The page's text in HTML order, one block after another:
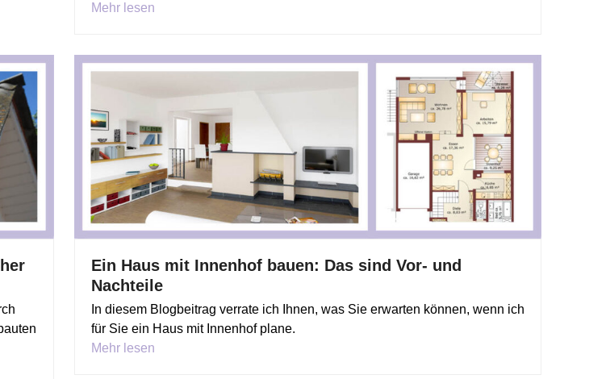
Mehr lesen
Ein Haus mit Innenhof bauen: Das sind Vor- und
Nachteile
In diesem Blogbeitrag verrate ich Ihnen, was Sie erwarten können, wenn ich
für Sie ein Haus mit Innenhof plane.
Mehr lesen